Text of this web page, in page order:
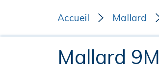
Accueil Mallard
Mallard 9M